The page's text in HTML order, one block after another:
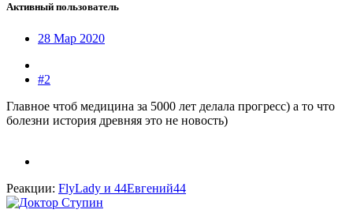
Активный пользователь
28 Мар 2020
#2
Главное чтоб медицина за 5000 лет делала прогресс) а то что
болезни история древняя это не новость)
Реакции: FlyLady и 44Евгений44